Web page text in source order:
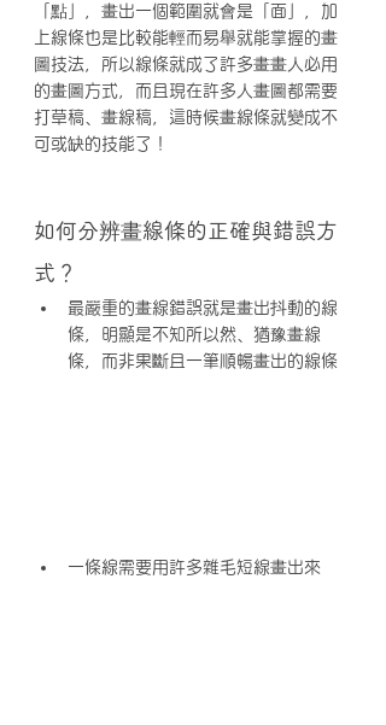
「點」，畫出一個範圍就會是「面」，加
上線條也是比較能輕而易舉就能掌握的畫
圖技法，所以線條就成了許多畫畫人必用
的畫圖方式，而且現在許多人畫圖都需要
打草稿、畫線稿，這時候畫線條就變成不
可或缺的技能了！
如何分辨畫線條的正確與錯誤方
式？
最嚴重的畫線錯誤就是畫出抖動的線
條，明顯是不知所以然、猶豫畫線
條，而非果斷且一筆順暢畫出的線條
一條線需要用許多雜毛短線畫出來